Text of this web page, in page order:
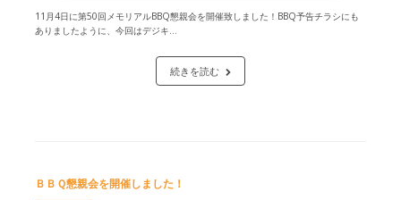
11月4日に第50回メモリアルBBQ懇親会を開催致しました！BBQ予告チラシにも
ありましたように、今回はデジキ...
続きを読む
ＢＢＱ懇親会を開催しました！